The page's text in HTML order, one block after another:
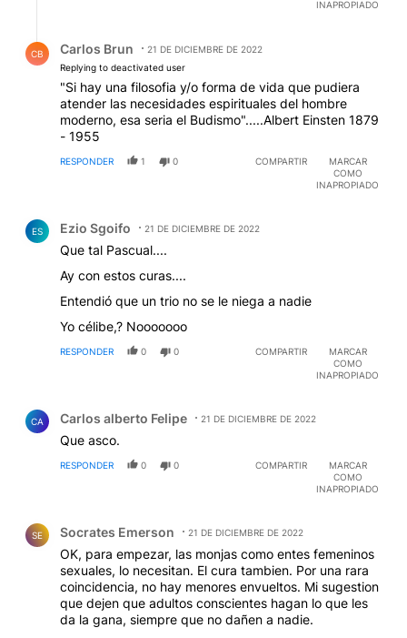
INAPROPIADO
CB Carlos Brun
21 DE DICIEMBRE DE 2022
Replying to deactivated user
"Si hay una filosofia y/o forma de vida que pudiera
atender las necesidades espirituales del hombre
moderno, esa seria el Budismo".....Albert Einsten 1879
- 1955
RESPONDER 1 0 COMPARTIR
MARCAR
COMO
INAPROPIADO
ES Ezio Sgoifo 21 DE DICIEMBRE DE 2022
Que tal Pascual....
Ay con estos curas....
Entendió que un trio no se le niega a nadie
Yo célibe,? Nooooooo
RESPONDER 0 0 COMPARTIR
MARCAR
COMO
INAPROPIADO
CA Carlos alberto Felipe 21 DE DICIEMBRE DE 2022
Que asco.
RESPONDER 0 0 COMPARTIR
MARCAR
COMO
INAPROPIADO
SE Socrates Emerson 21 DE DICIEMBRE DE 2022
OK, para empezar, las monjas como entes femeninos
sexuales, lo necesitan. El cura tambien. Por una rara
coincidencia, no hay menores envueltos. Mi sugestion
que dejen que adultos conscientes hagan lo que les
da la gana, siempre que no dañen a nadie.